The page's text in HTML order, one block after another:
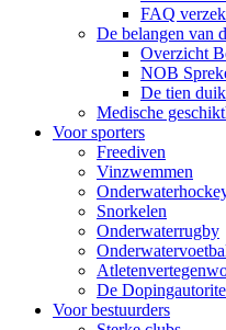
FAQ
De belangen van
Overzicht
NOB
De tien
Medische
Voor sporters
Freediven
Vinzwemmen
Snorkelen
Onderwaterrugby
De
Voor bestuurders